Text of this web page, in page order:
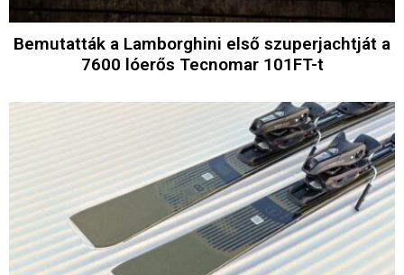
Bemutatták a Lamborghini első szuperjachtját a
7600 lóerős Tecnomar 101FT-t